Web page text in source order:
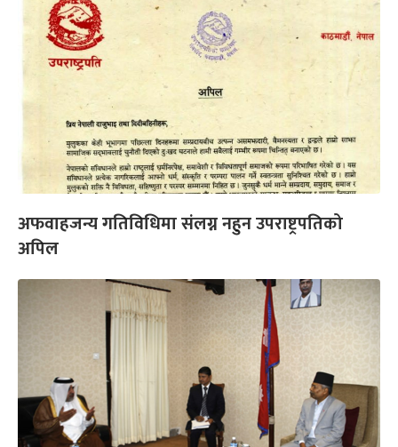
अफवाहजन्य गतिविधिमा संलग्न नहुन उपराष्ट्रपतिको
अपिल